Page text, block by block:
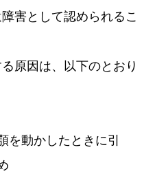
害として認められるこ
原因は、以下のとおり
を動かしたときに引